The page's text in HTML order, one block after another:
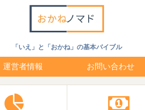
「いえ」と「おかね」の基本バイブル
運営者情報 お問い合わせ